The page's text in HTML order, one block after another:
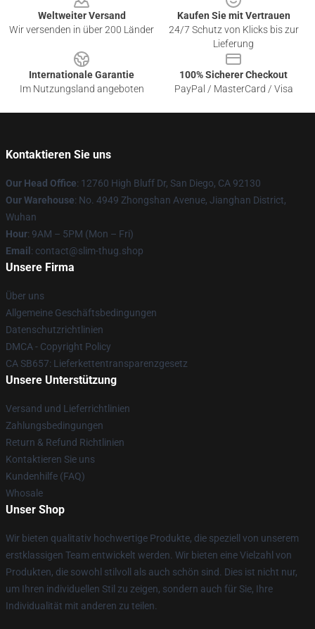
Weltweiter Versand
Wir versenden in über 200 Länder
Kaufen Sie mit Vertrauen
24/7 Schutz von Klicks bis zur
Lieferung
Internationale Garantie
Im Nutzungsland angeboten
100% Sicherer Checkout
PayPal / MasterCard / Visa
Kontaktieren Sie uns
Our Head Office: 12760 High Bluff Dr, San Diego, CA 92130
Our Warehouse: No. 4949 Zhongshan Avenue, Jianghan District,
Wuhan
Hour: 9AM – 5PM (Mon – Fri)
Email : contact@slim-thug.shop
Unsere Firma
Über uns
Allgemeine Geschäftsbedingungen
Datenschutzrichtlinien
DMCA - Copyright Policy
CA SB657: Lieferkettentransparenzgesetz
Unsere Unterstützung
Versand und Lieferrichtlinien
Zahlungsbedingungen
Return & Refund Richtlinien
Kontaktieren Sie uns
Kundenhilfe (FAQ)
Whosale
Unser Shop
Wir bieten qualitativ hochwertige Produkte, die speziell von unserem
erstklassigen Team entwickelt werden. Wir bieten eine Vielzahl von
Produkten, die sowohl stilvoll als auch schön sind. Dies ist nicht nur,
um Ihren individuellen Stil zu zeigen, sondern auch für Sie, Ihre
Individualität mit anderen zu teilen.